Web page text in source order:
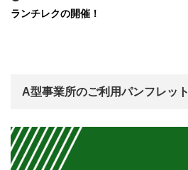
ランチレクの開催！
A型事業所のご利用パンフレット